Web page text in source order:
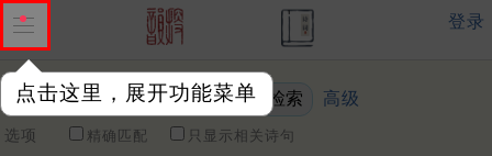
点击这里，展开功能菜单
登录
关键词 高级
选项 精确匹配 只显示相关诗句